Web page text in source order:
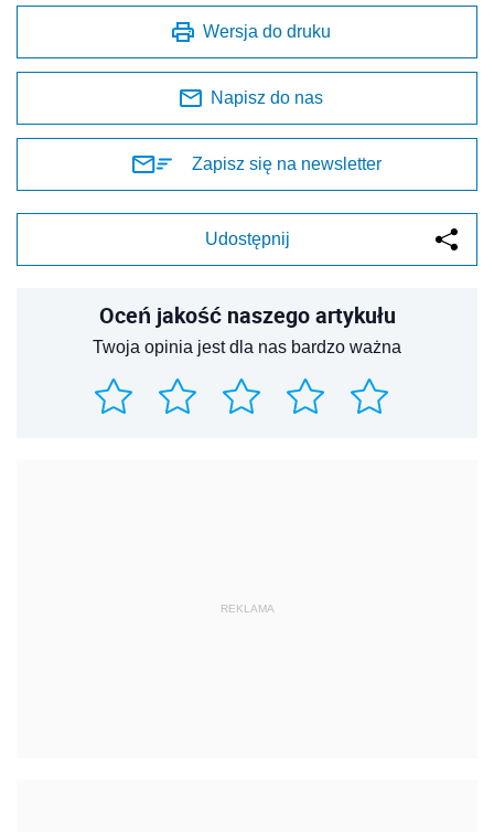
Wersja do druku
Napisz do nas
Zapisz się na newsletter
Udostępnij
Oceń jakość naszego artykułu
Twoja opinia jest dla nas bardzo ważna
REKLAMA